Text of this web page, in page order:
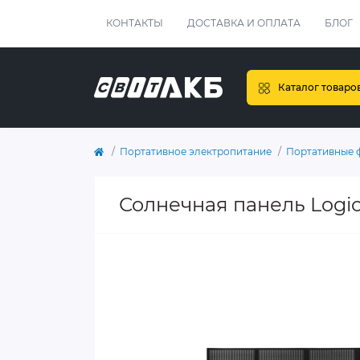
КОНТАКТЫ ДОСТАВКА И ОПЛАТА БЛОГ
Каталог
Портативное электропитание Портативные
Солнечная панель